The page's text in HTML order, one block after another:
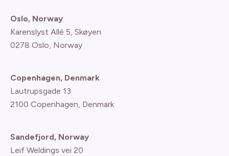
Oslo, Norway
Karenslyst Allé 5, Skøyen
0278 Oslo, Norway
Copenhagen, Denmark
Lautrupsgade 13
2100 Copenhagen, Denmark
Sandefjord, Norway
Leif Weldings vei 20